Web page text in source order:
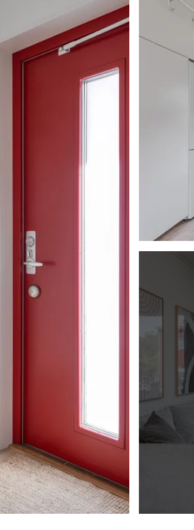
ljusa köket och
design. På golvet
ni en modern
samt
tvättmaskin,
och arbetsbänk
som
ytor. Den
spishäll,
ovan
soffa.
ger stora och
häck.
tillhörande
är vitmålade.